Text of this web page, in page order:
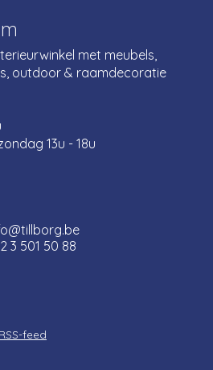
met meubels,
outdoor & raamdecoratie
13u - 18u
3 501 50 88
RSS-feed